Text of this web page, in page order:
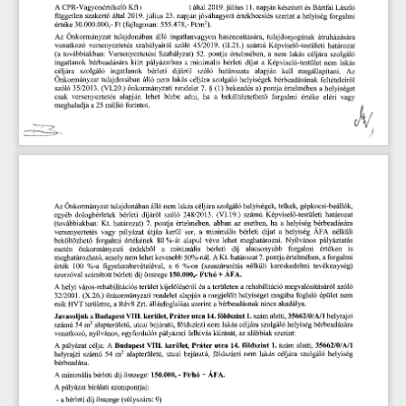
A CPR-Vagyonértékelő Kft (Lakatos Ferenc) által 2019. július 11. napján készített és Bártfai László
független szakértő által 2019. július 23. napján jóváhagyott értékbecslés szerint a helyiség forgalmi
értéke 30.000.000,- Ft (fajlagosan: 555.478,- Ft/m2).
Az Önkormányzat tulajdonában álló ingatlanvagyon hasznosítására, tulajdonjogának átruházására
vonatkozó versenyeztetés szabályairól szóló 45/2019. (II.21.) számú Képviselő-testületi határozat
(a továbbiakban: Versenyeztetési Szabályzat) 52. pontja értelmében, a nem lakás céljára szolgáló
ingatlanok bérbeadására kiírt pályázatban a minimális bérleti díjat a Képviselő-testület nem lakás
céljára
szolgáló ingatlanok bérleti díjáról szóló határozata alapján kell megállapítani.
Az
Önkormányzat tulajdonában álló nem lakás céljára szolgáló helyiségek bérbeadásának feltételeiről
szóló 35/2013. (VI.20.) önkormányzati rendelet 7. § (1) bekezdés a) pontja értelmében a helyiséget
csak versenyeztetés alapján lehet bérbe adni, ha a beköltöztethető forgalmi értéke eléri vagy
meghaladja a 25 millió forintot.
Az Önkormányzat tulajdonában álló nem lakás céljára szolgáló helyiségek, telkek, gépkocsi-beállók,
egyéb dologbérletek bérleti díjáról szóló 248/2013. (VI. 19.) számú Képviselő-testületi határozat
(továbbiakban: Kt. határozat) 7. pontja értelmében, abban az esetben, ha a helyiség bérbeadására
versenyeztetés vagy pályázat útján kerül sor, a minimális bérleti díjat a helyiség ÁFA nélküli
beköltözhető forgalmi értékének 80 %-át alapul véve lehet meghatározni. Nyilvános pályáztatás
esetén
önkormányzati érdekből a minimális bérleti díj alacsonyabb forgalmi értéken
is
meghatározható, amely nem lehet kevesebb 50%-nál. A Kt. határozat 7. pontja értelmében, a forgalmi
érték
100 %-a figyelembevételével, a 6 %-os (szeszárusítás nélküli kereskedelmi tevékenység)
szorzóval számított bérleti díj összege 150.000,- Ft/hó + ÁFA.
A helyi város-rehabilitációs terület kijelöléséről és a területen a rehabilitáció megvalósításáról szóló
32/2001. (X.26.) önkormányzati rendelet alapján a megjelölt helyiséget magába foglaló épület nem
esik HVT területre, a Rév8 Zrt. állásfoglalása szerint a bérbeadásnak nincs akadálya.
Javasoljuk a Budapest VIII. kerület, Práter utca 14. földszint 1. szám alatti, 35662/0/A/1 helyrajzi
számú 54 m2 alapterület ű, utcai bejáratú, földszinti nem lakás céljára szolgáló helyiség bérbeadására
vonatkozó, nyilvános, egyfordulós pályázati felhívás kiírását, az alábbiak szerint:
A pályázat célja: A Budapest VIII. kerület, Práter utca 14. földszint 1. szám alatti, 35662/0/A/1
helyrajzi számú 54 m2 alapterületű , utcai bejáratú, földszinti nem lakás céljára szolgáló helyiség
bérbeadása.
A minimális bérleti díj összege: 150.000, - Ft/hó + ÁFA.
A pályázat bírálati szempontjai:
a bérleti díj összege (súlyszám: 9)